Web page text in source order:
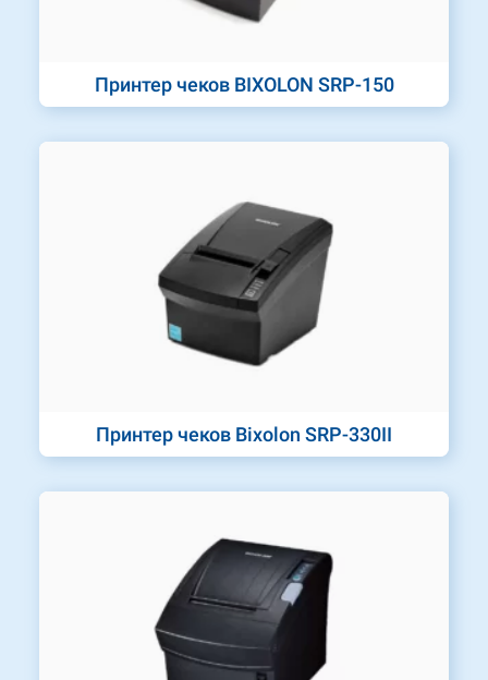
Принтер чеков BIXOLON SRP-150
Принтер чеков Bixolon SRP-330II